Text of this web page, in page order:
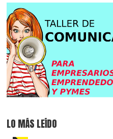
LO MÁS LEÍDO